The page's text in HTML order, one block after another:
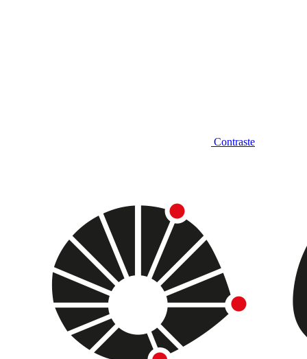
Contraste